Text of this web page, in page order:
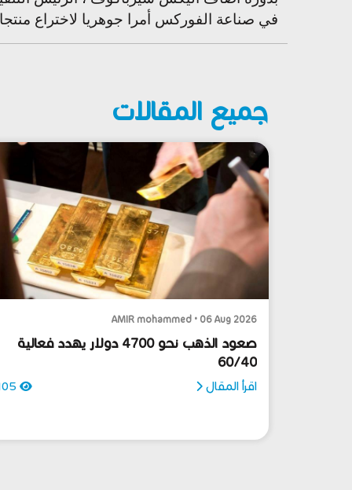
في صناعة الفوركس أمرا جوهريا لاختراع
جميع المقالات
AMIR mohammed • 06 Aug 2026
صعود الذهب نحو 4700 دولار يهدد فعالية
60/40
اقرأ المقال